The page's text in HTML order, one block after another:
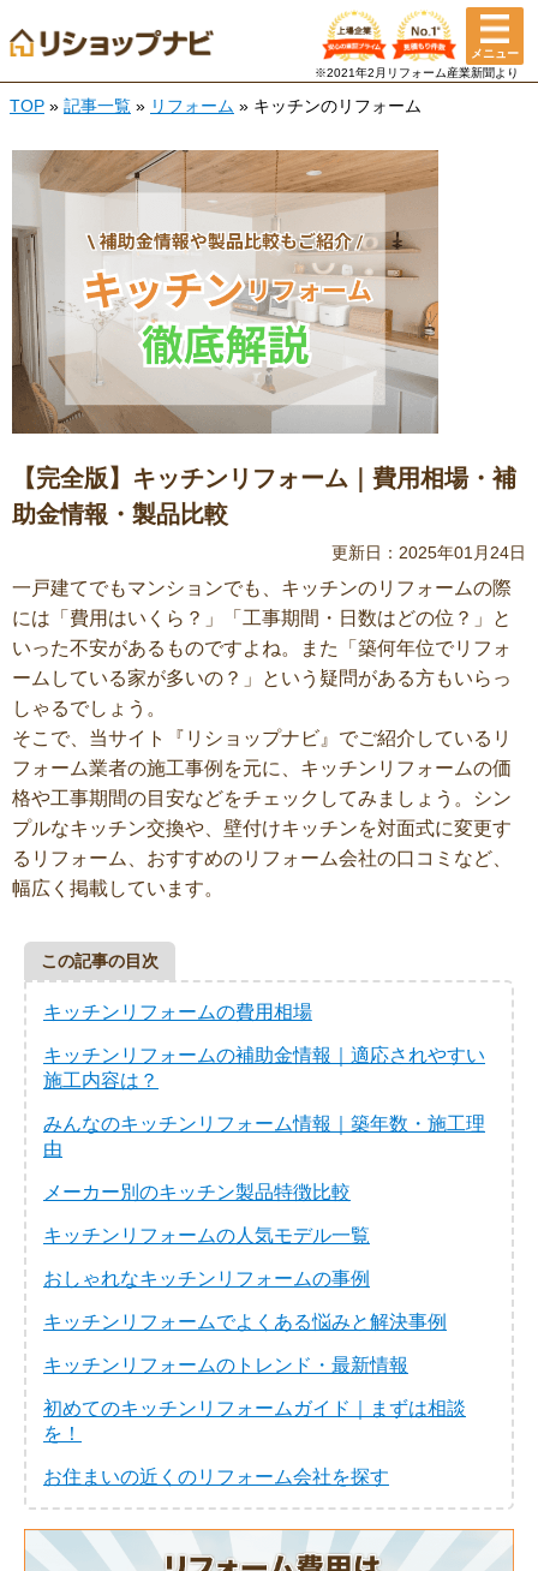
※2021年2月リフォーム産業新聞より
メニュー
TOP » 記事一覧 » リフォーム » キッチンのリフォーム
【完全版】キッチンリフォーム｜費用相場・補
助金情報・製品比較
更新日：2025年01月24日
一戸建てでもマンションでも、キッチンのリフォームの際
には「費用はいくら？」「工事期間・日数はどの位？」と
いった不安があるものですよね。また「築何年位でリフォ
ームしている家が多いの？」という疑問がある方もいらっ
しゃるでしょう。
そこで、当サイト『リショップナビ』でご紹介しているリ
フォーム業者の施工事例を元に、キッチンリフォームの価
格や工事期間の目安などをチェックしてみましょう。シン
プルなキッチン交換や、壁付けキッチンを対面式に変更す
るリフォーム、おすすめのリフォーム会社の口コミなど、
幅広く掲載しています。
この記事の目次
キッチンリフォームの費用相場
キッチンリフォームの補助金情報｜適応されやすい
施工内容は？
みんなのキッチンリフォーム情報｜築年数・施工理
由
メーカー別のキッチン製品特徴比較
キッチンリフォームの人気モデル一覧
おしゃれなキッチンリフォームの事例
キッチンリフォームでよくある悩みと解決事例
キッチンリフォームのトレンド・最新情報
初めてのキッチンリフォームガイド｜まずは相談
を！
お住まいの近くのリフォーム会社を探す